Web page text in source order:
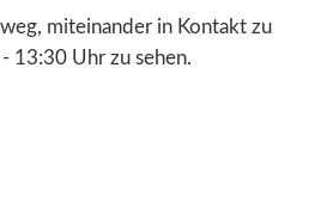
miteinander in Kontakt zu
13:30 Uhr zu sehen.